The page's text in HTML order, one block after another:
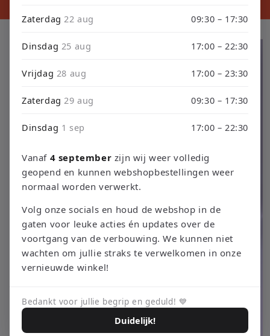
direct naar
Zaterdag22 aug 09:30 – 17:30
Dinsdag 25 aug 17:00 – 22:30
Vrijdag 28 aug 17:00 – 23:30
Zaterdag29 aug 09:30 – 17:30
Dinsdag 1 sep 17:00 – 22:30
Vanaf 4 september zijn wij weer volledig
geopend en kunnen webshopbestellingen weer
normaal worden verwerkt.
Volg onze socials en houd de webshop in de
gaten voor leuke acties én updates over de
voortgang van de verbouwing. We kunnen niet
wachten om jullie straks te verwelkomen in onze
vernieuwde winkel!
Bedankt voor jullie begrip en geduld! 💙
Duidelijk!